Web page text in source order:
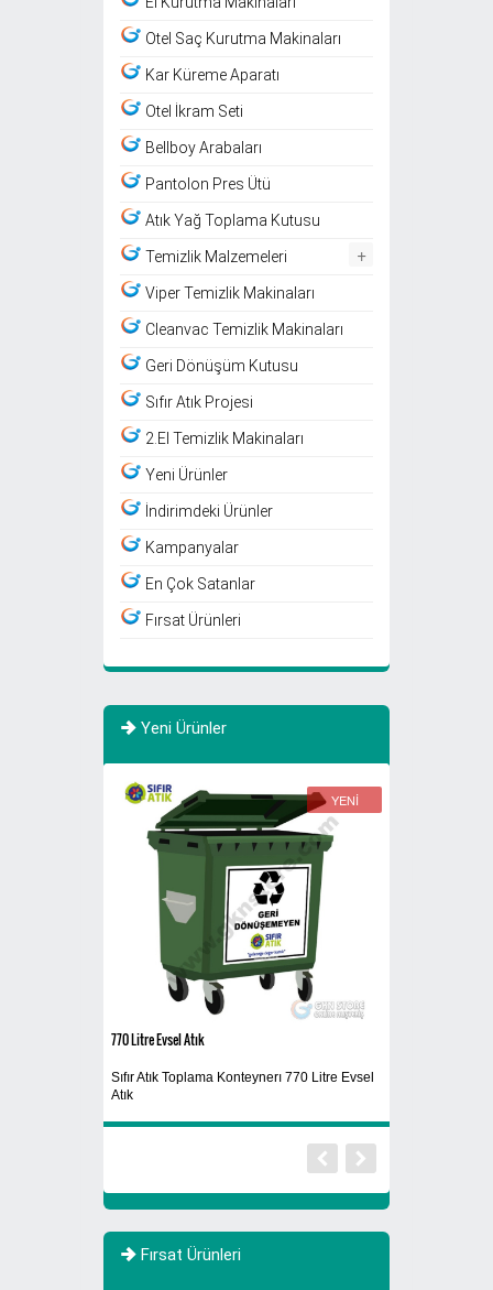
Otel Saç Kurutma Makinaları
Kar Küreme Aparatı
Otel İkram Seti
Bellboy Arabaları
Pantolon Pres Ütü
Atık Yağ Toplama Kutusu
Temizlik Malzemeleri +
Viper Temizlik Makinaları
Cleanvac Temizlik Makinaları
Geri Dönüşüm Kutusu
Sıfır Atık Projesi
2.El Temizlik Makinaları
Yeni Ürünler
İndirimdeki Ürünler
Kampanyalar
En Çok Satanlar
Fırsat Ürünleri
Yeni Ürünler
YENİ
770 Litre Evsel Atık
Sıfır Atık Toplama Konteynerı 770 Litre Evsel
Atık
Fırsat Ürünleri